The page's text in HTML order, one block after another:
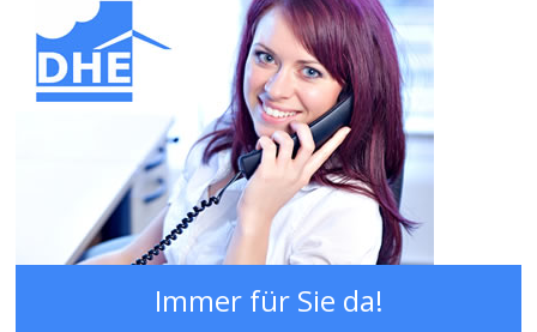
Immer für Sie da!